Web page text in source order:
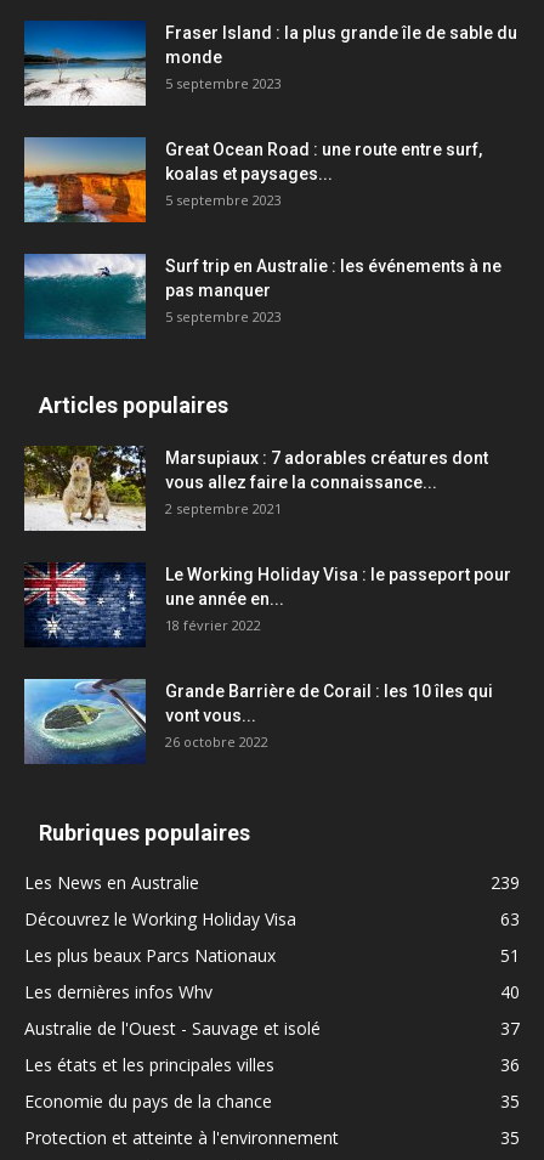
Fraser Island : la plus grande île de sable du
monde
5 septembre 2023
Great Ocean Road : une route entre surf,
koalas et paysages...
5 septembre 2023
Surf trip en Australie : les événements à ne
pas manquer
5 septembre 2023
Articles populaires
Marsupiaux : 7 adorables créatures dont
vous allez faire la connaissance...
2 septembre 2021
Le Working Holiday Visa : le passeport pour
une année en...
18 février 2022
Grande Barrière de Corail : les 10 îles qui
vont vous...
26 octobre 2022
Rubriques populaires
Les News en Australie
239
Découvrez le Working Holiday Visa
63
Les plus beaux Parcs Nationaux
51
Les dernières infos Whv
40
Australie de l'Ouest - Sauvage et isolé
37
Les états et les principales villes
36
Economie du pays de la chance
35
Protection et atteinte à l'environnement
35